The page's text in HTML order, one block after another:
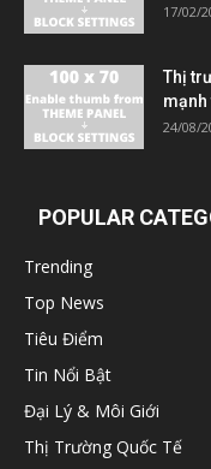
17/02/
Thị
mạnh
24/08/
POPULAR
Trending
Top News
Tiêu Điểm
Tin Nổi Bật
Đại Lý & Môi Giới
Thị Trường Quốc Tế